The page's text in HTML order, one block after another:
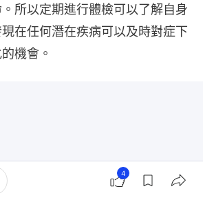
所以定期進行體檢可以了解自身
在任何潛在疾病可以及時對症下
機會。
4